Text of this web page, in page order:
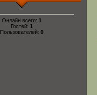
Онлайн всего: 1
Гостей: 1
Пользователей: 0